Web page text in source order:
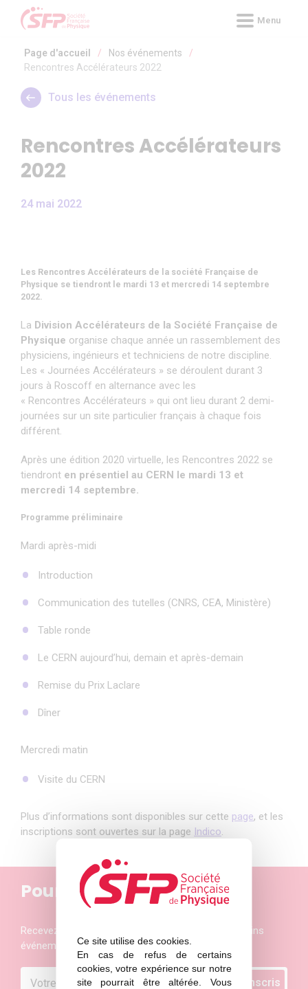
Panneau de gestion des cookies
Ce site utilise des cookies.
En cas de refus de certains
cookies, votre expérience sur notre
site pourrait être altérée. Vous
Menu
Page d'accueil / Nos événements
/
Rencontres Accélérateurs 2022
Tous les événements
Rencontres Accélérateurs
2022
24 mai 2022
Les Rencontres Accélérateurs de la société Française de
Physique se tiendront le mardi 13 et mercredi 14 septembre
2022
La Division Accélérateurs de la Société Française de
Physique organise chaque année un rassemblement des
physiciens, ingénieurs et techniciens de notre discipline.
Les « Journées Accélérateurs » se déroulent durant 3
jours à Roscoff en alternance avec les
« Rencontres Accélérateurs » qui ont lieu durant 2 demi-
journées sur un site particulier français à chaque fois
différent.
Après une édition 2020 virtuelle, les Rencontres 2022 se
tiendront en présentiel au CERN le mardi 13 et
mercredi 14 septembre.
Programme préliminaire
Mardi après-midi
Introduction
Communication des tutelles (CNRS, CEA, Ministère)
Table ronde
Le CERN aujourd’hui, demain et après-demain
Remise du Prix Laclare
Dîner
Mercredi matin
Visite du CERN
Plus d’informations sont disponibles sur cette page, et les
inscriptions sont ouvertes sur la page Indico.
Pour ne rien manquer
Recevez les actualités et les invitations aux prochains
événements de la Société Française de Physique